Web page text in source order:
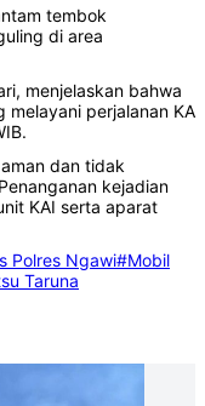
tembok
di area
menjelaskan bahwa
perjalanan KA
dan tidak
kejadian
KAI serta aparat
Polres Ngawi#Mobil
Taruna